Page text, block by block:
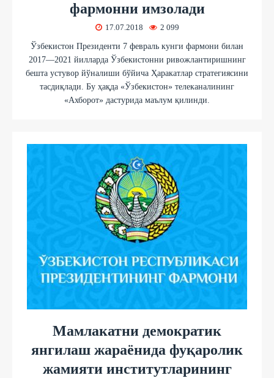
фармонни имзолади
17.07.2018 2 099
Ўзбекистон Президенти 7 февраль кунги фармони билан
2017—2021 йилларда Ўзбекистонни ривожлантиришнинг
бешта устувор йўналиши бўйича Ҳаракатлар стратегиясини
тасдиқлади. Бу ҳақда «Ўзбекистон» телеканалининг
«Ахборот» дастурида маълум қилинди.
Мамлакатни демократик
янгилаш жараёнида фуқаролик
жамияти институтларининг